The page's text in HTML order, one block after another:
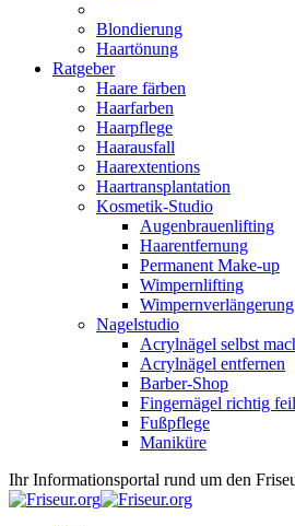
Blondierung
Haartönung
Ratgeber
Haare färben
Haarfarben
Haarpflege
Haarausfall
Haarextentions
Haartransplantation
Kosmetik-Studio
Augenbrauenlifting
Haarentfernung
Permanent Make-up
Wimpernlifting
Wimpernverlängerung
Nagelstudio
Acrylnägel selbst
Acrylnägel entfernen
Barber-Shop
Fingernägel richtig
Fußpflege
Maniküre
Ihr Informationsportal rund um den